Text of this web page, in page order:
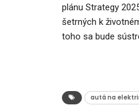
plánu Strategy
šetrných k
toho sa bude
autá na